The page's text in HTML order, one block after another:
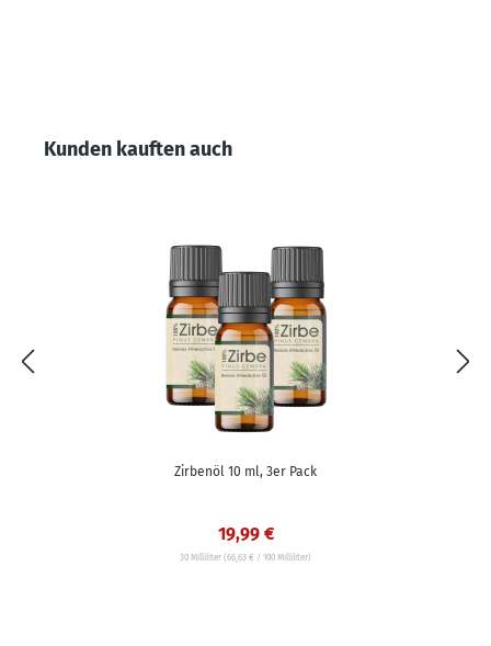
Produktgalerie überspringen
Kunden kauften auch
Zirbenöl 10 ml, 3er Pack
30 Milliliter (66,63 € / 100 Milliliter)
19,99 €